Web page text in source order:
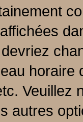
Veuillez
autres